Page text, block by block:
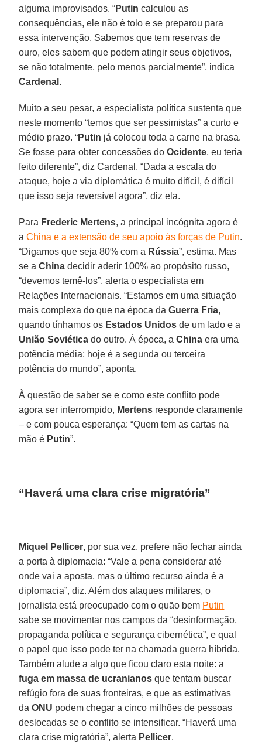
alguma improvisados. “Putin calculou as
consequências, ele não é tolo e se preparou para
essa intervenção. Sabemos que tem reservas de
ouro, eles sabem que podem atingir seus objetivos,
se não totalmente, pelo menos parcialmente”, indica
Cardenal .
Muito a seu pesar, a especialista política sustenta que
neste momento “temos que ser pessimistas” a curto e
médio prazo. “Putin já colocou toda a carne na brasa.
Se fosse para obter concessões doOcidente, eu teria
feito diferente”, diz Cardenal. “Dada a escala do
ataque, hoje a via diplomática é muito difícil, é difícil
que isso seja reversível agora”, diz ela.
Para Frederic Mertens, a principal incógnita agora é
aChina e a extensão de seu apoio às forças de Putin.
“Digamos que seja 80% com a Rússia”, estima. Mas
se aChina decidir aderir 100% ao propósito russo,
“devemos temê-los”, alerta o especialista em
Relações Internacionais. “Estamos em uma situação
mais complexa do que na época daGuerra Fria,
quando tínhamos os Estados Unidos de um lado e a
União Soviética do outro. À época, aChina era uma
potência média; hoje é a segunda ou terceira
potência do mundo”, aponta.
À questão de saber se e como este conflito pode
agora ser interrompido, Mertens responde claramente
– e com pouca esperança: “Quem tem as cartas na
mão é Putin”.
“Haverá uma clara crise migratória”
Miquel Pellicer, por sua vez, prefere não fechar ainda
a porta à diplomacia: “Vale a pena considerar até
onde vai a aposta, mas o último recurso ainda é a
diplomacia”, diz. Além dos ataques militares, o
jornalista está preocupado com o quão bem Putin
sabe se movimentar nos campos da “desinformação,
propaganda política e segurança cibernética”, e qual
o papel que isso pode ter na chamada guerra híbrida.
Também alude a algo que ficou claro esta noite: a
fuga em massa de ucranianos que tentam buscar
refúgio fora de suas fronteiras, e que as estimativas
daONU podem chegar a cinco milhões de pessoas
deslocadas se o conflito se intensificar. “Haverá uma
clara crise migratória”, alerta Pellicer.